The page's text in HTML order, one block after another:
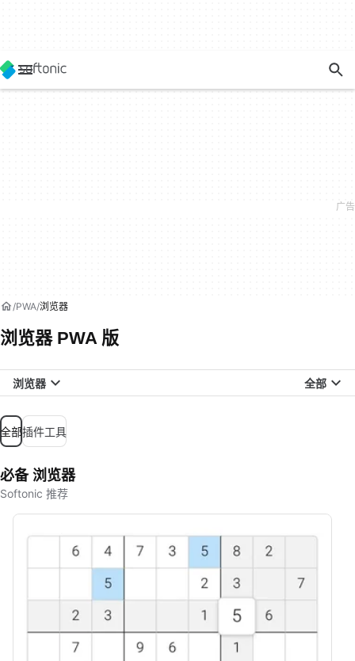
PWA 浏览器
浏览器 PWA 版
浏览器 全部
全部插件工具
必备 浏览器
Softonic 推荐